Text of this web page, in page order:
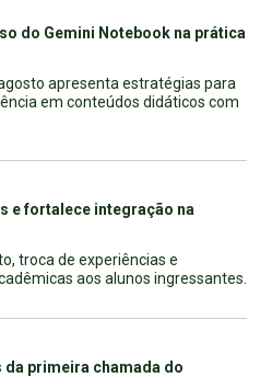
do Gemini Notebook na prática
apresenta estratégias para
em conteúdos didáticos com
e fortalece integração na
troca de experiências e
aos alunos ingressantes.
da primeira chamada do